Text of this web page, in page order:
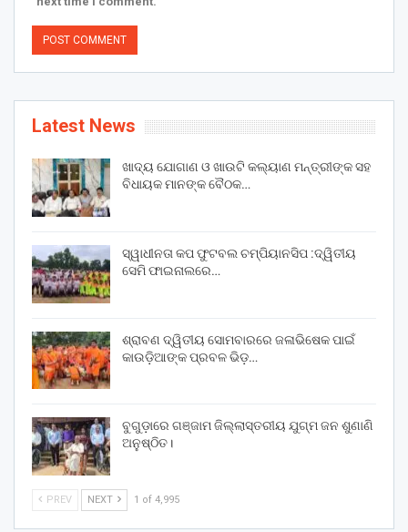
Latest News
ଖାଦ୍ୟ ଯୋଗାଣ ଓ ଖାଉଟି କଲ୍ୟାଣ ମନ୍ତ୍ରୀଙ୍କ ସହ
ବିଧାୟକ ମାନଙ୍କ ବୈଠକ…
ସ୍ୱାଧୀନତା କପ ଫୁଟବଲ ଚମ୍ପିୟାନସିପ :ଦ୍ୱିତୀୟ
ସେମି ଫାଇନାଲରେ…
ଶ୍ରାବଣ ଦ୍ୱିତୀୟ ସୋମବାରରେ ଜଳାଭିଷେକ ପାଇଁ
କାଉଡ଼ିଆଙ୍କ ପ୍ରବଳ ଭିଡ଼…
ବୁଗୁଡ଼ାରେ ଗଞ୍ଜାମ ଜିଲ୍ଲାସ୍ତରୀୟ ଯୁଗ୍ମ ଜନ ଶୁଣାଣି
ଅନୁଷ୍ଠିତ।
PREV NEXT 1 of 4,995